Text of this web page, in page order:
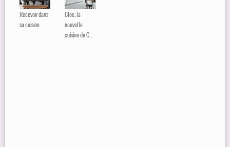
Recevoir dans
sa cuisine
Cloe, la
nouvelle
cuisine de C...